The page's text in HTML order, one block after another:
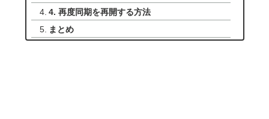
4. 再度同期を再開する方法
まとめ